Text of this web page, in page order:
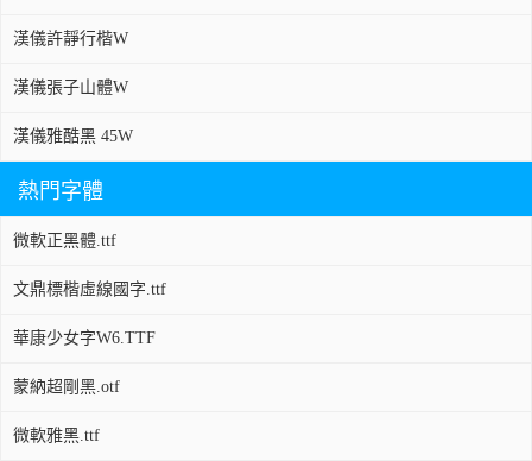
漢儀許靜行楷W
漢儀張子山體W
漢儀雅酷黑 45W
熱門字體
微軟正黑體.ttf
文鼎標楷虛線國字.ttf
華康少女字W6.TTF
蒙納超剛黑.otf
微軟雅黑.ttf